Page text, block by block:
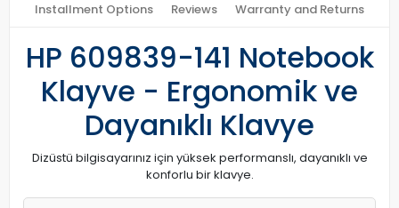
Installment Options Reviews Warranty and Returns
HP 609839-141 Notebook
Klayve - Ergonomik ve
Dayanıklı Klavye
Dizüstü bilgisayarınız için yüksek performanslı, dayanıklı ve
konforlu bir klavye.